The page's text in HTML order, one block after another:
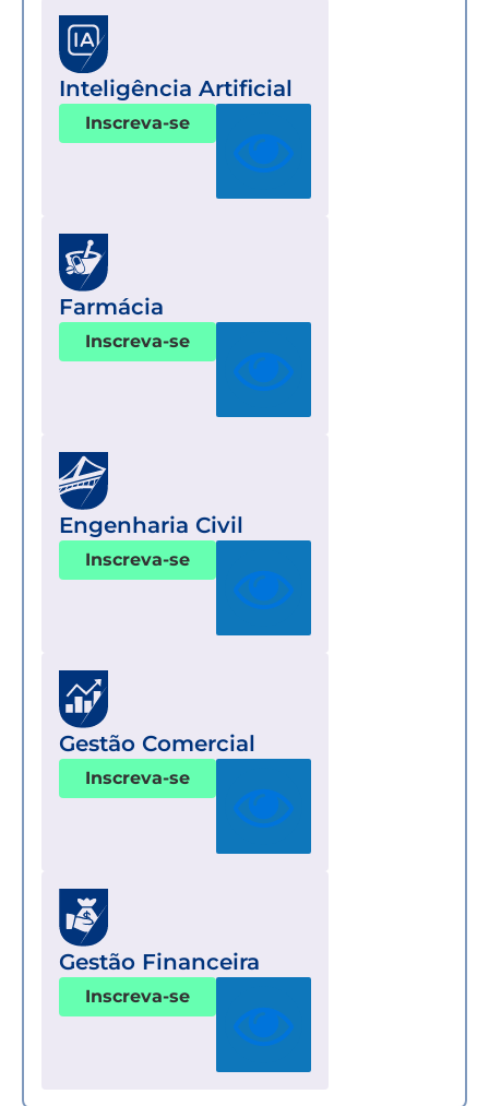
Inteligência Artificial
Inscreva-se
Farmácia
Inscreva-se
Engenharia Civil
Inscreva-se
Gestão Comercial
Inscreva-se
Gestão Financeira
Inscreva-se